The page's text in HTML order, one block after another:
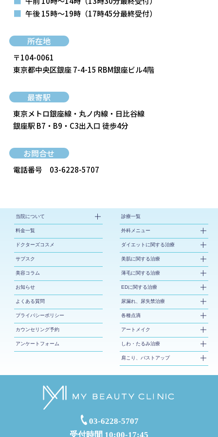
■ 午後 15時～19時 （17時45分最終受付）
所在地
〒104-0061
東京都中央区銀座 7-4-15 RBM銀座ビル4階
最寄駅
東京メトロ銀座線・丸ノ内線・日比谷線
銀座駅 B7・B9・C3出入口 徒歩4分
お問合せ
電話番号 03-6228-5707
当院について
料金一覧
ドクターズコスメ
サブスク
美容コラム
お知らせ
よくある質問
プライバシーポリシー
カウンセリング予約
アンケートフォーム
診療一覧
外科メニュー
ダイエットに関する治療
美肌に関する治療
薄毛に関する治療
EDに関する治療
尿漏れ、尿失禁治療
各種点滴
アートメイク
しわ・たるみ治療
肩こり、バストアップ
03-6228-5707
受付時間 10:00-17:45